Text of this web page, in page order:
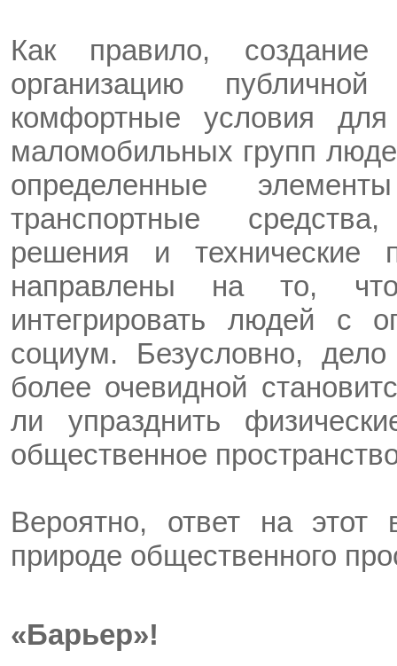
Как правило, создание
организацию
комфортные условия для
маломобильных групп
определенные
транспортные
решения и технические
направлены на то,
интегрировать людей с
социум. Безусловно,
более очевидной
ли упразднить
общественное
Вероятно, ответ на этот
природе общественного
«Барьер»!